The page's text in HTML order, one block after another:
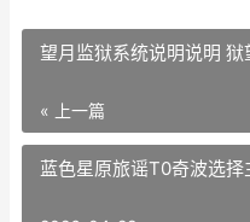
望月监狱系统说明说明
« 上一篇
蓝色星原旅谣T0奇波选